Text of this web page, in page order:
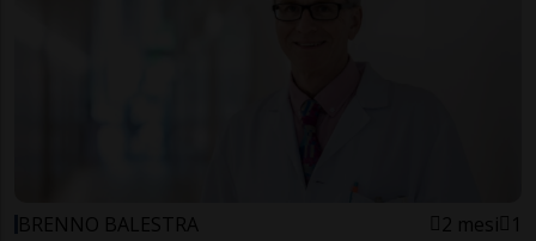
BRENNO BALESTRA 2 mesi 1